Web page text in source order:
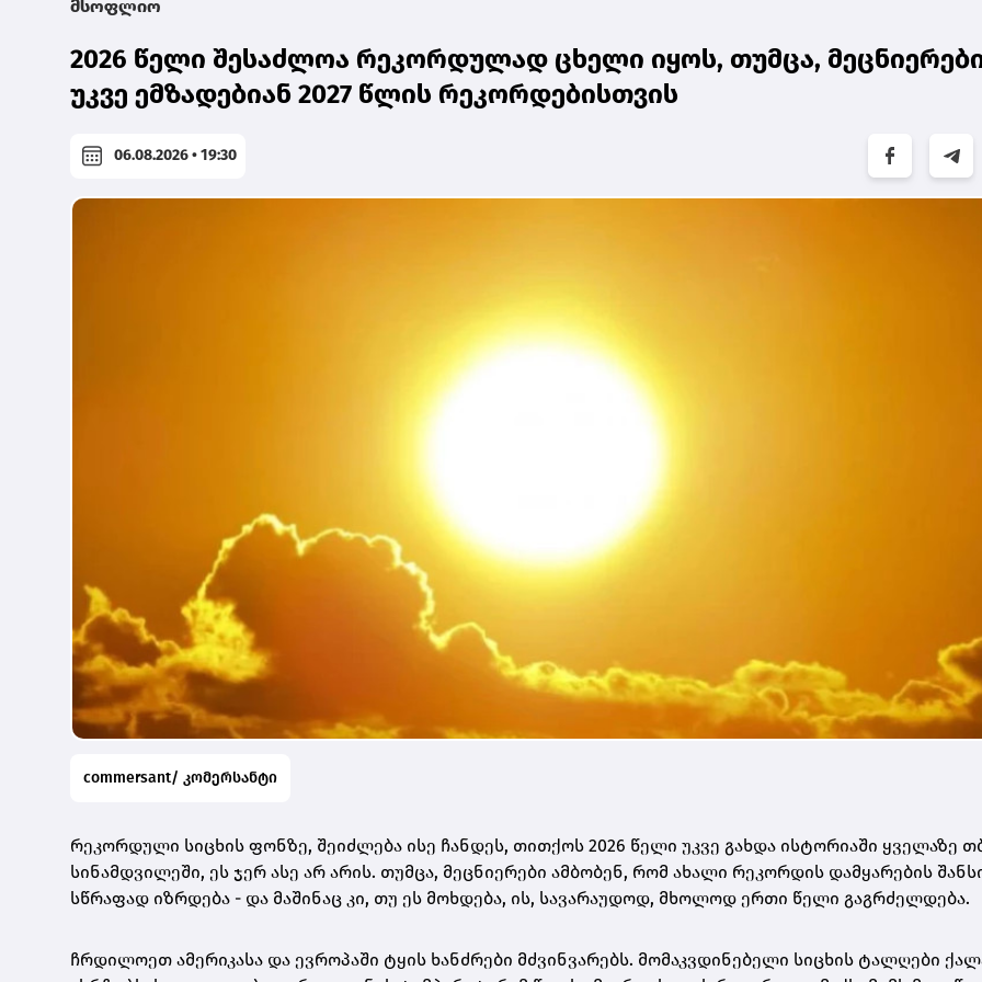
მსოფლიო
2026 წელი შესაძლოა რეკორდულად ცხელი იყოს, თუმცა,
უკვე ემზადებიან 2027 წლის რეკორდებისთვის
06.08.2026 • 19:30
commersant/ კომერსანტი
რეკორდული სიცხის ფონზე, შეიძლება ისე ჩანდეს, თითქოს 2026 წელი უკვე გახდა ისტორიაში ყველაზე
სინამდვილეში, ეს ჯერ ასე არ არის. თუმცა, მეცნიერები ამბობენ, რომ ახალი რეკორდის დამყარების
სწრაფად იზრდება - და მაშინაც კი, თუ ეს მოხდება, ის, სავარაუდოდ, მხოლოდ ერთი წელი გაგრძელდება.
ჩრდილოეთ ამერიკასა და ევროპაში ტყის ხანძრები მძვინვარებს. მომაკვდინებელი სიცხის ტალღები